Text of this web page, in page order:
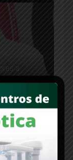
a
Older Post
| Agua Prieta,